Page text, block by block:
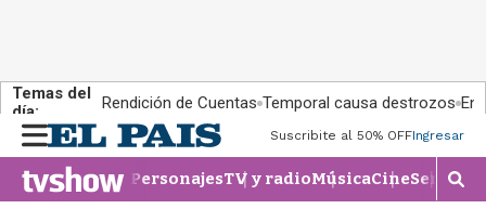
Temas del
día:
Rendición de Cuentas Temporal causa destrozos En
n
u
Suscribite al 50% OFFIngresar
PersonajesTV y radioMúsicaCineSeries
M
o